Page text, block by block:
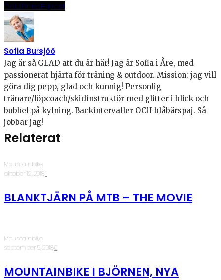
DelaPinnaE-post
Sofia Bursjöö
Jag är så GLAD att du är här! Jag är Sofia i Åre, med
passionerat hjärta för träning & outdoor. Mission: jag vill
göra dig pepp, glad och kunnig! Personlig
tränare/löpcoach/skidinstruktör med glitter i blick och
bubbel på kylning. Backintervaller OCH blåbärspaj. Så
jobbar jag!
Relaterat
Mountainbike
·oktober 12, 2018·1
BLANKTJÄRN PÅ MTB – THE MOVIE
Mountainbike
·september 5, 2018·0
MOUNTAINBIKE I BJÖRNEN, NYA